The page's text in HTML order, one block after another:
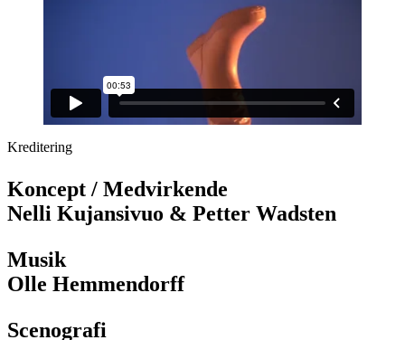
Kreditering
Koncept / Medvirkende
Nelli Kujansivuo & Petter Wadsten
Musik
Olle Hemmendorff
Scenografi